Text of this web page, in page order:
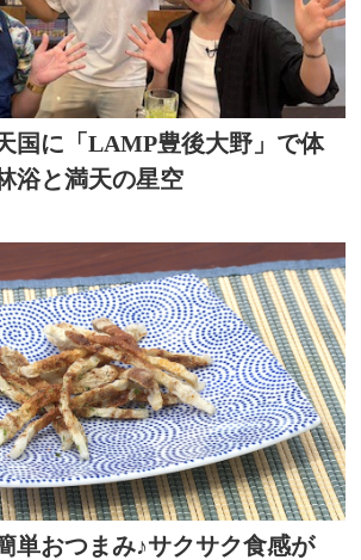
国に「LAMP豊後大野」で体
浴と満天の星空
単おつまみ♪サクサク食感が